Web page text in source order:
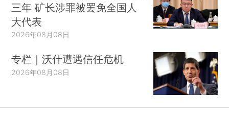
三年 矿长涉罪被罢免全国人
大代表
2026年08月08日
专栏｜沃什遭遇信任危机
2026年08月08日